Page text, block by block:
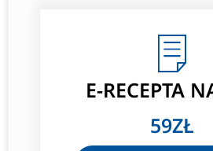
E-RECEPTA
59ZŁ